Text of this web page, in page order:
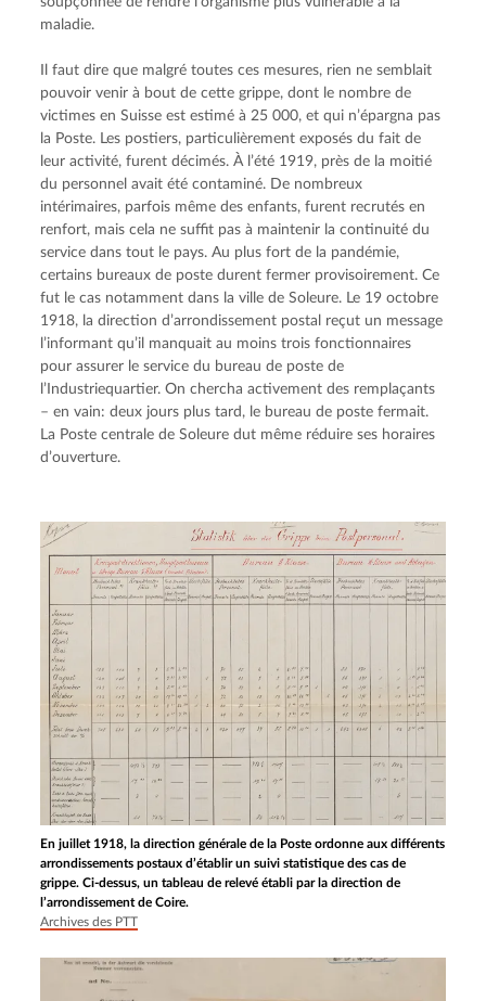
maladie.
Il faut dire que malgré toutes ces mesures, rien ne semblait
pouvoir venir à bout de cette grippe, dont le nombre de
victimes en Suisse est estimé à 25 000, et qui n’épargna pas
la Poste. Les postiers, particulièrement exposés du fait de
leur activité, furent décimés. À l’été 1919, près de la moitié
du personnel avait été contaminé. De nombreux
intérimaires, parfois même des enfants, furent recrutés en
renfort, mais cela ne suffit pas à maintenir la continuité du
service dans tout le pays. Au plus fort de la pandémie,
certains bureaux de poste durent fermer provisoirement. Ce
fut le cas notamment dans la ville de Soleure. Le 19 octobre
1918, la direction d’arrondissement postal reçut un message
l’informant qu’il manquait au moins trois fonctionnaires
pour assurer le service du bureau de poste de
l’Industriequartier. On chercha activement des remplaçants
– en vain: deux jours plus tard, le bureau de poste fermait.
La Poste centrale de Soleure dut même réduire ses horaires
d’ouverture.
En juillet 1918, la direction générale de la Poste ordonne aux différents
arrondissements postaux d’établir un suivi statistique des cas de
grippe. Ci-dessus, un tableau de relevé établi par la direction de
l’arrondissement de Coire.
Archives des PTT